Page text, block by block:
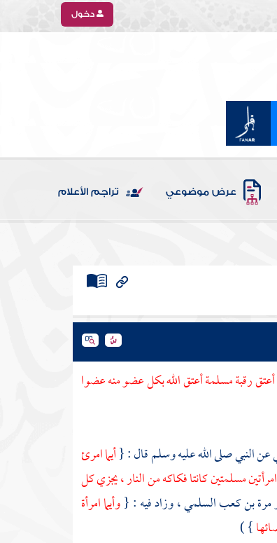
دخول
عرض موضوعي تراجم الأعلام
رقبة مسلمة أعتق الله بكل عضو منه عضوا
النبي صلى الله عليه وسلم قال : {أيما امرئ
مسلمتين كانتا فكاكه من النار ، يجزي كل
مرة بن كعب السلمي، وزاد فيه : {وأيما امرأة
} )